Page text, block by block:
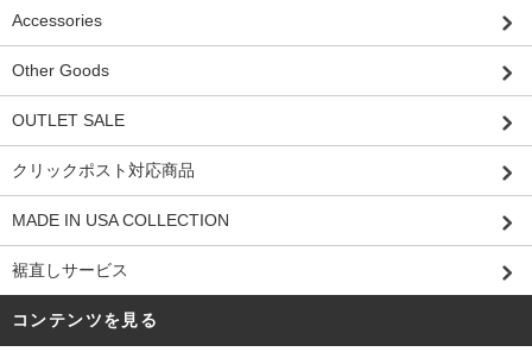
Accessories
Other Goods
OUTLET SALE
クリックポスト対応商品
MADE IN USA COLLECTION
裾直しサービス
コンテンツを見る